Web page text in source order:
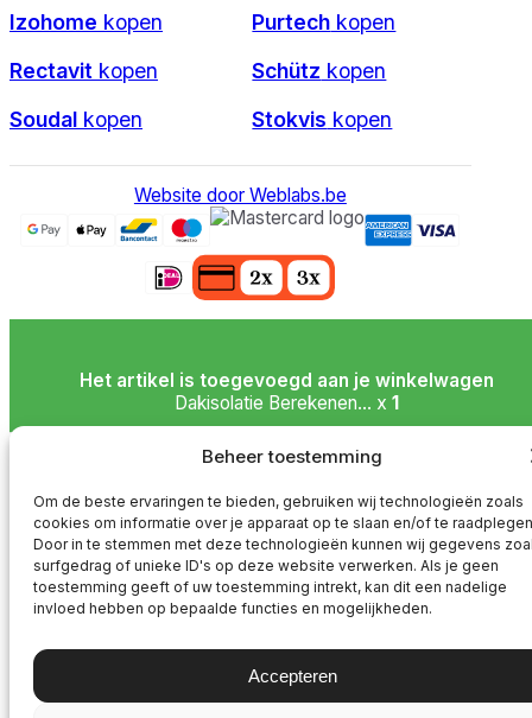
Beheer toestemming
Om de beste ervaringen te bieden, gebruiken wij technologieën zoals
cookies om informatie over je apparaat op te slaan en/of te
Door in te stemmen met deze technologieën kunnen wij gegevens
surfgedrag of unieke ID's op deze website verwerken. Als je geen
toestemming geeft of uw toestemming intrekt, kan dit een nadelige
invloed hebben op bepaalde functies en mogelijkheden.
Accepteren
Izohome kopen Purtech kopen
Rectavit kopen Schütz kopen
Soudal kopen Stokvis kopen
Website door Weblabs.be
Het artikel is toegevoegd aan je winkelwagen
Dakisolatie Berekenen... x1
Naar je winkelwagen Verder winkelen